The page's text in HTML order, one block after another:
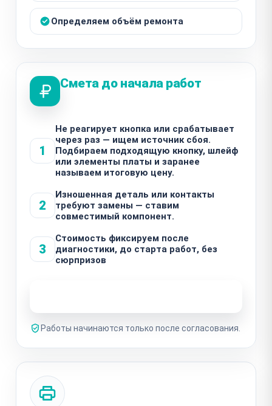
Определяем объём ремонта
Смета до начала работ
1
Не реагирует кнопка или срабатывает
через раз — ищем источник сбоя.
Подбираем подходящую кнопку, шлейф
или элементы платы и заранее
называем итоговую цену.
2
Изношенная деталь или контакты
требуют замены — ставим
совместимый компонент.
3
Стоимость фиксируем после
диагностики, до старта работ, без
сюрпризов
Работы начинаются только после согласования.